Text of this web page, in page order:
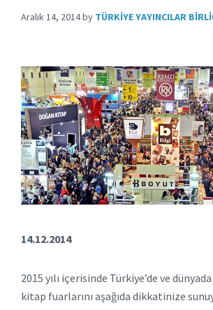
Aralık 14, 2014by TÜRKIYE YAYINCILAR
14.12.2014
2015 yılı içerisinde Türkiye’de ve
kitap fuarlarını aşağıda dikkatinize